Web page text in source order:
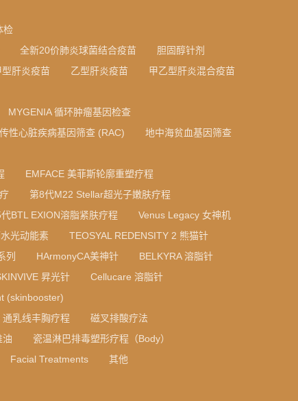
检
全新20价肺炎球菌结合疫苗
胆固醇针剂
型肝炎疫苗 乙型肝炎疫苗
甲乙型肝炎混合疫苗
MYGENIA 循环肿瘤基因检查
性心脏疾病基因筛查 (RAC)
地中海贫血基因筛查
EMFACE 美菲斯轮廓重塑疗程
第8代M22 Stellar超光子嫩肤疗程
BTL EXION溶脂紧肤疗程
Venus Legacy 女神机
光动能素
TEOSYAL REDENSITY 2 熊猫针
列 HArmonyCA美神针
BELKYRA 溶脂针
昇光针
Cellucare 溶脂针
(skinbooster)
通乳线丰胸疗程
磁叉排酸疗法
油
瓷温淋巴排毒塑形疗程（Body）
Facial Treatments
其他